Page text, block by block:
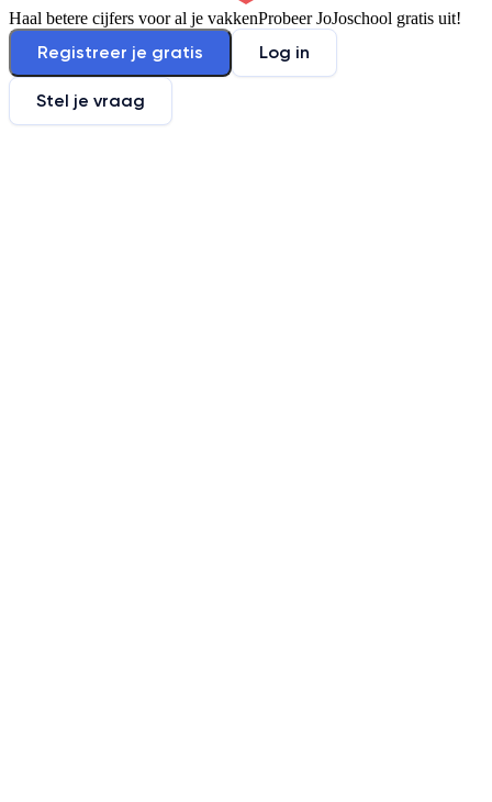
Haal betere cijfers voor al je vakkenProbeer JoJoschool gratis uit!
Registreer je gratis Log in
Stel je vraag